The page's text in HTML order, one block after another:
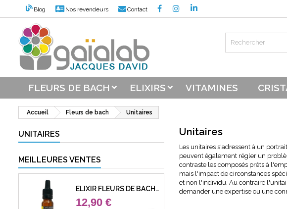
Blog Nos revendeurs Contact
FLEURS DE BACH ELIXIRS VITAMINES
Accueil Fleurs de bach Unitaires
UNITAIRES
MEILLEURES VENTES
ELIXIR FLEURS DE BACH 39 URGENCE (URGENCY)
12,90 €
Unitaires
Les unitaires s'adressent à un
peuvent également régler un
contraste les composés prêts à
mais l'impact de circonstances
et non l'individu. Au contraire
demander une expertise ou une
Créer une
((confirmMessage))
Vous devez être